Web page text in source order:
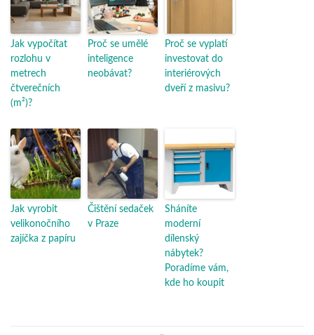
Jak vypočítat
rozlohu v
metrech
čtverečních
(m²)?
Proč se umělé
inteligence
neobávat?
Proč se vyplatí
investovat do
interiérových
dveří z masivu?
Jak vyrobit
velikonočního
zajíčka z papíru
Čištění sedaček
v Praze
Sháníte
moderní
dílenský
nábytek?
Poradíme vám,
kde ho koupit